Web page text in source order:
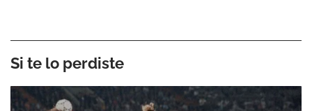
Si te lo perdiste